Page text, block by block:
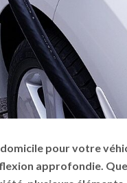
pour votre
approfondie.